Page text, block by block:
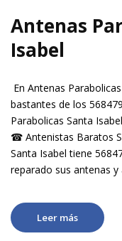
Antenas
Isabel
En Antenas
bastantes de los
Parabolicas Santa
☎ Antenistas Baratos
Santa Isabel tiene
reparado sus antenas y
Leer más